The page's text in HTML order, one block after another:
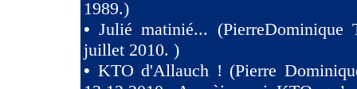
1989.)
•Julié matinié... (PierreDominique
juillet 2010. )
• KTO d'Allauch ! (Pierre